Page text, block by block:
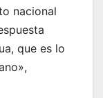
nacional
que es lo